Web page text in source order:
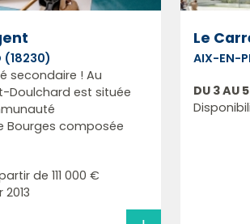
(18230)
secondaire ! Au
Doulchard est située
Bourges composée
de 111 000 €
Le
AIX-EN-
DU 3 AU